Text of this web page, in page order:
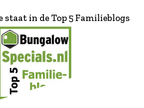
staat in de Top 5 Familieblogs